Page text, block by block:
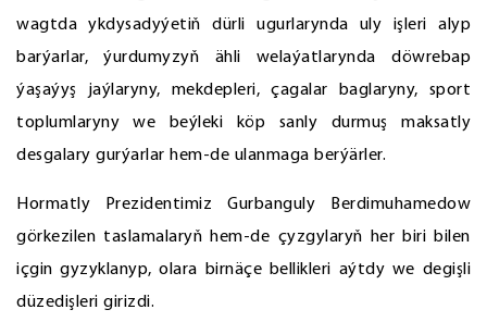
wagtda ykdysadyýetiň dürli ugurlarynda uly işleri alyp
barýarlar, ýurdumyzyň ähli welaýatlarynda döwrebap
ýaşaýyş jaýlaryny, mekdepleri, çagalar baglaryny, sport
toplumlaryny we beýleki köp sanly durmuş maksatly
desgalary gurýarlar hem-de ulanmaga berýärler.
Hormatly Prezidentimiz Gurbanguly Berdimuhamedow
görkezilen taslamalaryň hem-de çyzgylaryň her biri bilen
içgin gyzyklanyp, olara birnäçe bellikleri aýtdy we degişli
düzedişleri girizdi.